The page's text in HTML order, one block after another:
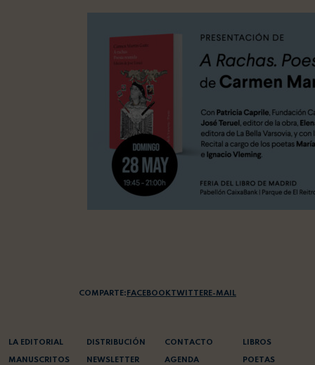
COMPARTE: FACEBOOKTWITTERE-MAIL
LA EDITORIAL
MANUSCRITOS
DISTRIBUCIÓN
NEWSLETTER
CONTACTO
AGENDA
LIBROS
POETAS